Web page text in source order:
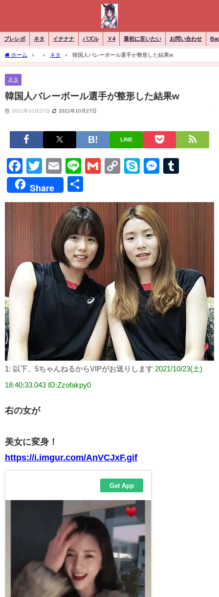
ブレレボ ネタ イチナナ パズル Ｖ4 最初に言いたい お問い合わせ
ホーム ネタ 韓国人バレーボール選手が整形した結果w
ネタ
韓国人バレーボール選手が整形した結果w
2021年10月27日 2021年10月27日
LINE
Facebook
Twitter
EmailLineGmailCopySkype
Share
有
1: 以下、5ちゃんねるからVIPがお送りします 2021/10/23(土)
18:40:33.043 ID:Zzofakpy0
右の女が
美女に変身！
https://i.imgur.com/AnVCJxF.gif